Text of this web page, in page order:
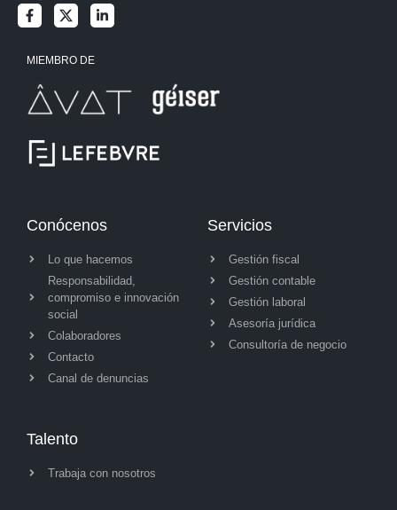
MIEMBRO DE
Conócenos
Lo que hacemos
Responsabilidad,
compromiso e innovación
social
Colaboradores
Contacto
Canal de denuncias
Servicios
Gestión fiscal
Gestión contable
Gestión laboral
Asesoría jurídica
Consultoría de negocio
Talento
Trabaja con nosotros